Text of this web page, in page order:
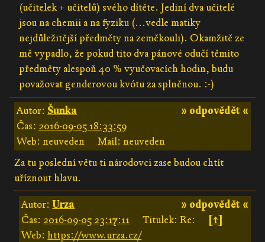
(učitelek + učitelů) svého dítěte. Jediní dva učitelé
jsou na chemii a na fyziku (...vedle matiky
nejdůležitější předměty na zeměkouli). Okamžitě ze
mě vypadlo, že pokud tito dva pánové odučí těmito
předměty alespoň 40 % vyučovacích hodin, budu
považovat genderovou kvótu za splněnou. :-)
» odpovědět «
Autor: Šunka
Čas: 2016-09-05 18:33:59
Web: neuveden
Mail: neuveden
Za tu poslední větu ti národovci zase budou chtít
uříznout hlavu.
» odpovědět «
Autor:Urza
Čas: 2016-09-05 23:17:11 Titulek: Re:
[↑]
Web:https://www.urza.cz/